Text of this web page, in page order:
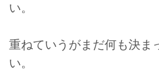
い。
重ねていうがまだ何も決ま
い。